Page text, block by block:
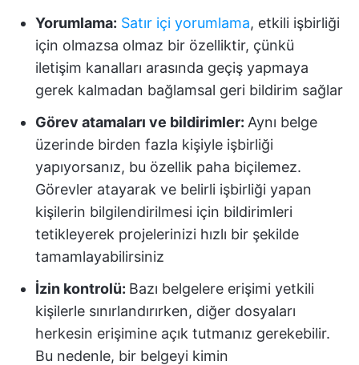
Yorumlama: Satır içi yorumlama, etkili işbirliği
için olmazsa olmaz bir özelliktir, çünkü
iletişim kanalları arasında geçiş yapmaya
gerek kalmadan bağlamsal geri bildirim sağlar
Görev atamaları ve bildirimler: Aynı belge
üzerinde birden fazla kişiyle işbirliği
yapıyorsanız, bu özellik paha biçilemez.
Görevler atayarak ve belirli işbirliği yapan
kişilerin bilgilendirilmesi için bildirimleri
tetikleyerek projelerinizi hızlı bir şekilde
tamamlayabilirsiniz
İzin kontrolü: Bazı belgelere erişimi yetkili
kişilerle sınırlandırırken, diğer dosyaları
herkesin erişimine açık tutmanız gerekebilir.
Bu nedenle, bir belgeyi kimin